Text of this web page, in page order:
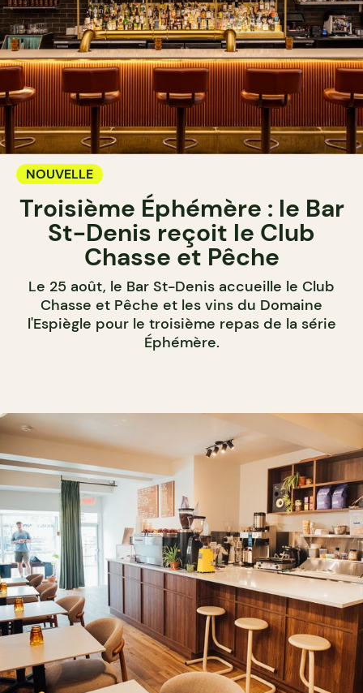
NOUVELLE
Troisième Éphémère : le Bar
St-Denis reçoit le Club
Chasse et Pêche
Le 25 août, le Bar St-Denis accueille le Club
Chasse et Pêche et les vins du Domaine
l'Espiègle pour le troisième repas de la série
Éphémère.